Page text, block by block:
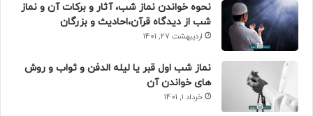
نحوه خواندن نماز شب، آثار و برکات آن و نماز
شب از دیدگاه قرآن،احادیث و بزرگان
اردیبهشت 27, 1401
نماز شب اول قبر یا لیله الدفن و ثواب و روش
های خواندن آن
خرداد 1, 1401